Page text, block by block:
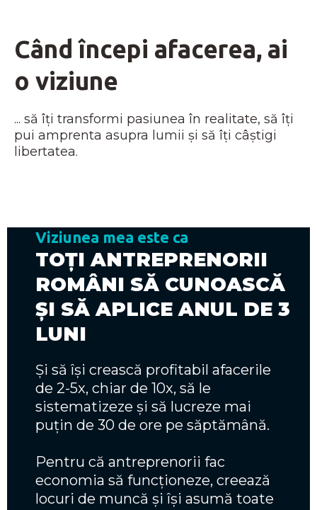
Când începi afacerea, ai
o viziune
... să îți transformi pasiunea în realitate, să îți
pui amprenta asupra lumii și să îți câștigi
libertatea.
Viziunea mea este ca
TOȚI ANTREPRENORII
ROMÂNI SĂ CUNOASCĂ
ȘI SĂ APLICE ANUL DE 3
LUNI
Și să își crească profitabil afacerile
de 2-5x, chiar de 10x, să le
sistematizeze și să lucreze mai
puțin de 30 de ore pe săptămână.
Pentru că antreprenorii fac
economia să funcționeze, creează
locuri de muncă și își asumă toate